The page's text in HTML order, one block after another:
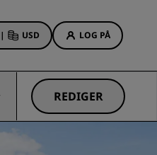
| USD LOG PÅ
REDIGER